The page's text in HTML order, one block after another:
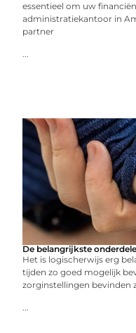
essentieel om uw
administratiekantoor in
partner
...
De belangrijkste
Het is logischerwijs erg
tijden zo goed mogelijk
zorginstellingen bevinden
...